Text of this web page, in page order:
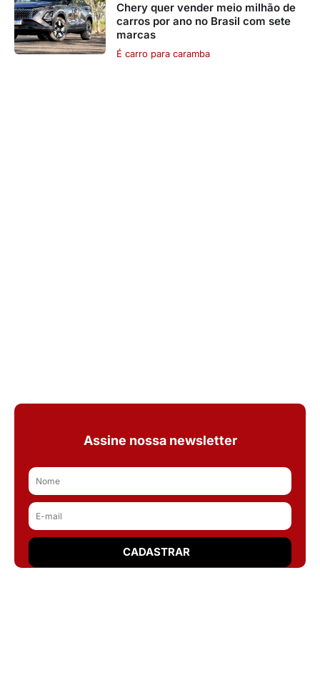
Chery quer vender meio milhão de
carros por ano no Brasil com sete
marcas
É carro para caramba
Assine nossa newsletter